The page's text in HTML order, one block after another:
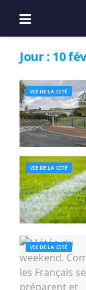
Jour : 10
VIE DE LA CITÉ
VIE DE LA CITÉ
VIE DE LA CITÉ